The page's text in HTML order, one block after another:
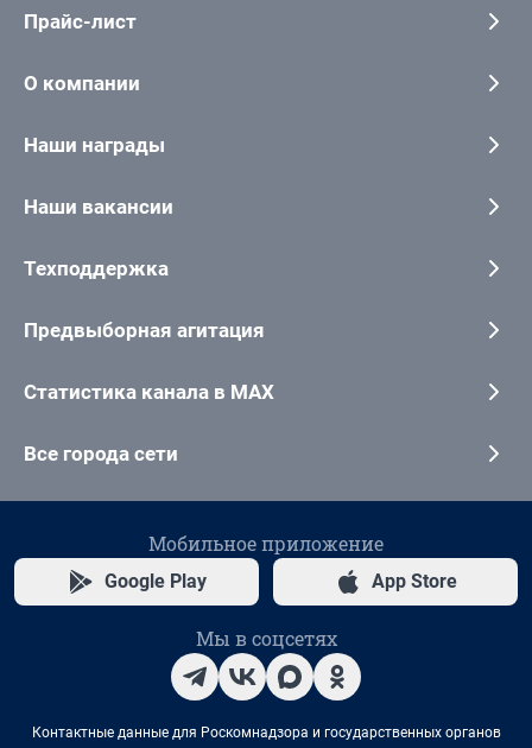
Прайс-лист
О компании
Наши награды
Наши вакансии
Техподдержка
Предвыборная агитация
Статистика канала в MAX
Все города сети
Мобильное приложение
Google Play App Store
Мы в соцсетях
Контактные данные для Роскомнадзора и государственных органов